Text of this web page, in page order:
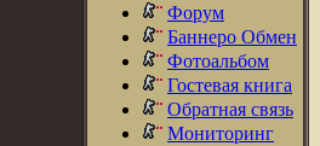
Форум
Баннеро Обмен
Фотоальбом
Гостевая книга
Обратная связь
Мониторинг